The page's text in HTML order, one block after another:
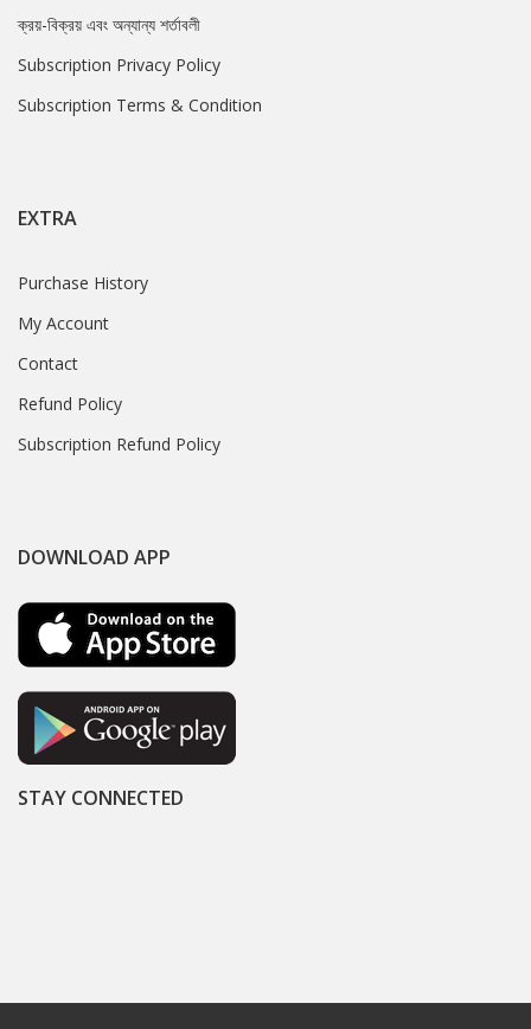
ক্রয়-বিক্রয় এবং অন্যান্য শর্তাবলী
Subscription Privacy Policy
Subscription Terms & Condition
EXTRA
Purchase History
My Account
Contact
Refund Policy
Subscription Refund Policy
DOWNLOAD APP
STAY CONNECTED